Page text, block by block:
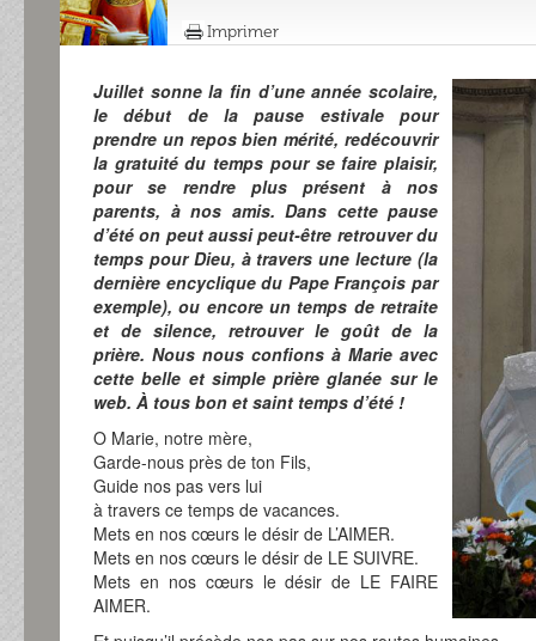
Imprimer
Juillet sonne la fin d’une année scolaire,
le début de la pause estivale pour
prendre un repos bien mérité, redécouvrir
la gratuité du temps pour se faire plaisir,
pour se rendre plus présent à nos
parents, à nos amis. Dans cette pause
d’été on peut aussi peut-être retrouver du
temps pour Dieu, à travers une lecture (la
dernière encyclique du Pape François par
exemple), ou encore un temps de retraite
et de silence, retrouver le goût de la
prière. Nous nous confions à Marie avec
cette belle et simple prière glanée sur le
web. À tous bon et saint temps d’été !
O Marie, notre mère,
Garde-nous près de ton Fils,
Guide nos pas vers lui
à travers ce temps de vacances.
Mets en nos cœurs le désir de L’AIMER.
Mets en nos cœurs le désir de LE SUIVRE.
Mets en nos cœurs le désir de LE FAIRE
AIMER.